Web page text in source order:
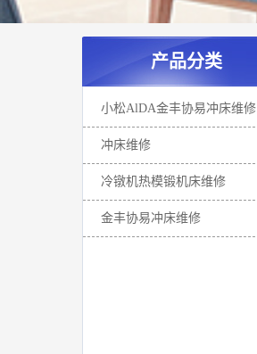
产品分类
小松AlDA金丰协易冲床维修
冲床维修
冷镦机热模锻机床维修
金丰协易冲床维修